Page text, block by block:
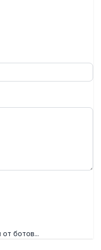
от ботов...